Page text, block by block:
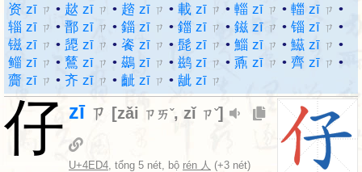
资 zī ㄗ • 趑 zī ㄗ • 趦 zī ㄗ • 載 zī ㄗ • 輜 zī ㄗ • 輺 zī ㄗ •
辎 zī ㄗ • 鄑 zī ㄗ • 錙 zī ㄗ • 鍿 zī ㄗ • 鎡 zī ㄗ • 锱 zī ㄗ •
镃 zī ㄗ • 頾 zī ㄗ • 餈 zī ㄗ • 髭 zī ㄗ • 鯔 zī ㄗ • 鰦 zī ㄗ •
鲻 zī ㄗ • 鶿 zī ㄗ • 鷀 zī ㄗ • 鹚 zī ㄗ • 鼒 zī ㄗ • 齊 zī ㄗ •
齎 zī ㄗ • 齐 zī ㄗ • 齜 zī ㄗ • 龇 zī ㄗ
仔 zī ㄗ [zǎi ㄗㄞˇ, zǐ ㄗˇ]
U+4ED4, tổng 5 nét, bộ rén 人 (+3 nét)